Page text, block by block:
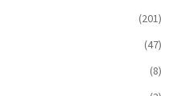
(201)
(47)
(8)